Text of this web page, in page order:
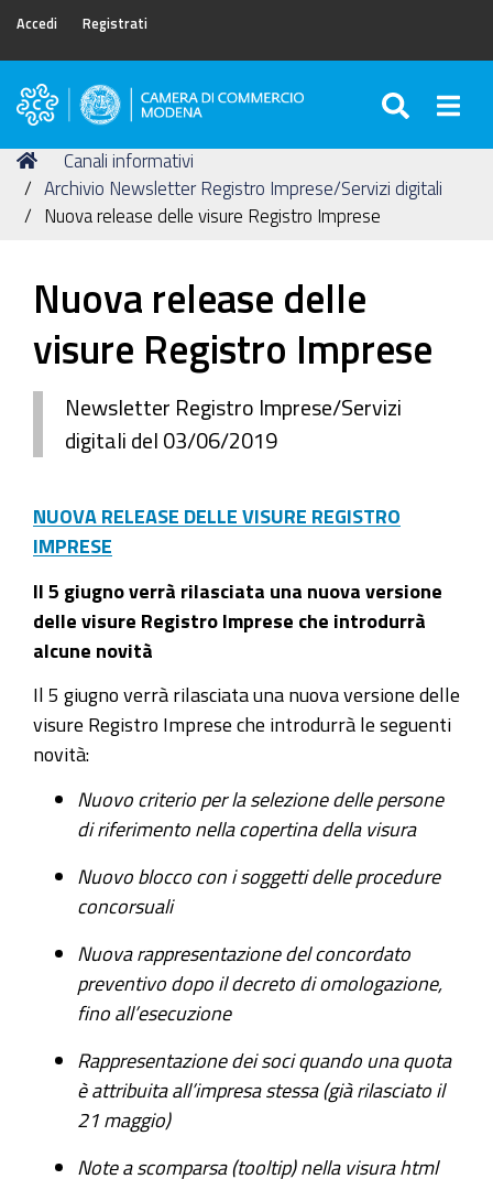
Accedi Registrati
Camera
Commercio
di
Modena
Tu
sei
qui:
Home
Canali informativi
Archivio Newsletter Registro Imprese/Servizi digitali
Nuova release delle visure Registro Imprese
Nuova release delle
visure Registro Imprese
Newsletter Registro Imprese/Servizi
digitali del 03/06/2019
NUOVA RELEASE DELLE VISURE REGISTRO
IMPRESE
Il 5 giugno verrà rilasciata una nuova versione
delle visure Registro Imprese che introdurrà
alcune novità
Il 5 giugno verrà rilasciata una nuova versione delle
visure Registro Imprese che introdurrà le seguenti
novità:
Nuovo criterio per la selezione delle persone
di riferimento nella copertina della visura
Nuovo blocco con i soggetti delle procedure
concorsuali
Nuova rappresentazione del concordato
preventivo dopo il decreto di omologazione,
fino all’esecuzione
Rappresentazione dei soci quando una quota
è attribuita all’impresa stessa (già rilasciato il
21 maggio)
Note a scomparsa (tooltip) nella visura html